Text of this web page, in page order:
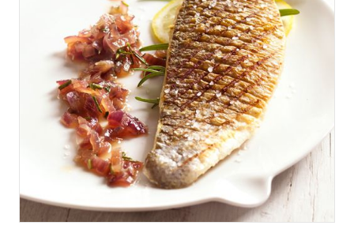
WEEKMENU'S
KOOKBOEKEN